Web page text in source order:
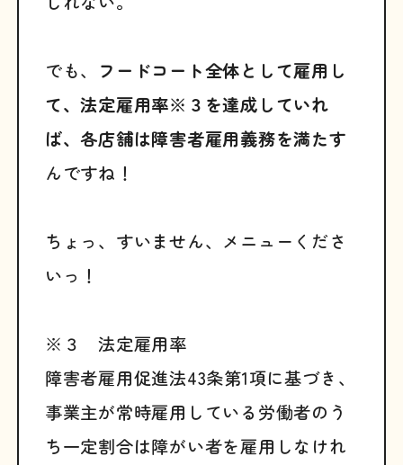
でも、
フードコート全体として雇用し
て、法定雇用率※３を達成していれ
ば、各店舗は障害者雇用義務を満たす
んですね！
ちょっ、すいません、メニューくださ
いっ！
※３ 法定雇用率
障害者雇用促進法43条第1項に基づき、
事業主が常時雇用している労働者のう
ち一定割合は障がい者を雇用しなけれ